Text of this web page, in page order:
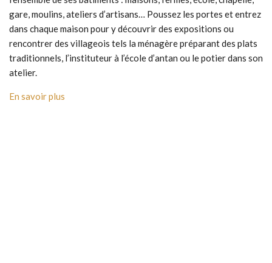
gare, moulins, ateliers d’artisans… Poussez les portes et entrez
dans chaque maison pour y découvrir des expositions ou
rencontrer des villageois tels la ménagère préparant des plats
traditionnels, l’instituteur à l’école d’antan ou le potier dans son
atelier.
En savoir plus